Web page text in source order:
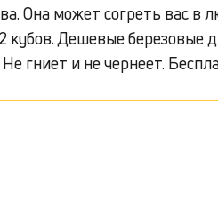
Она может согреть вас в
Дешевые березовые
гниет и не чернеет.